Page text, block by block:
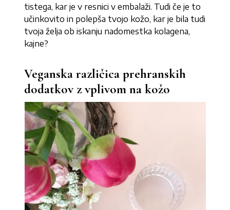
tistega, kar je v resnici v embalaži. Tudi če je to
učinkovito in polepša tvojo kožo, kar je bila tudi
tvoja želja ob iskanju nadomestka kolagena,
kajne?
Veganska različica prehranskih
dodatkov z vplivom na kožo